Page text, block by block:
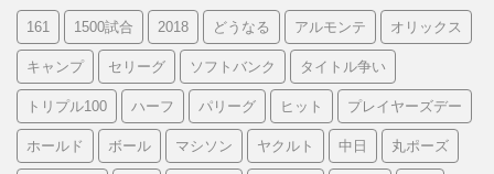
161 1500試合 2018 どうなる アルモンテ オリックス
キャンプ セリーグ ソフトバンク タイトル争い
トリプル100 ハーフ パリーグ ヒット プレイヤーズデー
ホールド ボール マシソン ヤクルト 中日 丸ポーズ